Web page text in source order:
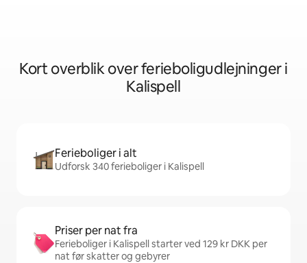
Kort overblik over ferieboligudlejninger i
Kalispell
Ferieboliger i alt
Udforsk 340 ferieboliger i Kalispell
Priser per nat fra
Ferieboliger i Kalispell starter ved 129 kr DKK per
nat før skatter og gebyrer